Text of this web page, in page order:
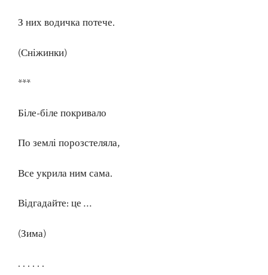
З них водичка потече.
(Сніжинки)
***
Біле-біле покривало
По землі порозстеляла,
Все укрила ним сама.
Відгадайте: це …
(Зима)
. . . . . .